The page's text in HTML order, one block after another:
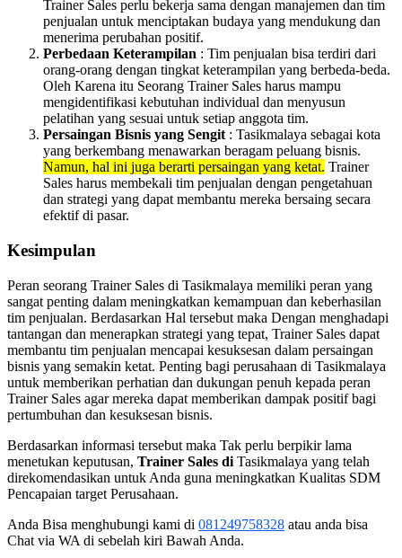
Trainer Sales perlu bekerja sama dengan manajemen dan tim
penjualan untuk menciptakan budaya yang mendukung dan
menerima perubahan positif.
Perbedaan Keterampilan : Tim penjualan bisa terdiri dari
orang-orang dengan tingkat keterampilan yang berbeda-beda.
Oleh Karena itu Seorang Trainer Sales harus mampu
mengidentifikasi kebutuhan individual dan menyusun
pelatihan yang sesuai untuk setiap anggota tim.
Persaingan Bisnis yang Sengit: Tasikmalaya sebagai kota
yang berkembang menawarkan beragam peluang bisnis.
Namun, hal ini juga berarti persaingan yang ketat. Trainer
Sales harus membekali tim penjualan dengan pengetahuan
dan strategi yang dapat membantu mereka bersaing secara
efektif di pasar.
Kesimpulan
Peran seorang Trainer Sales di Tasikmalaya memiliki peran yang
sangat penting dalam meningkatkan kemampuan dan keberhasilan
tim penjualan. Berdasarkan Hal tersebut maka Dengan menghadapi
tantangan dan menerapkan strategi yang tepat, Trainer Sales dapat
membantu tim penjualan mencapai kesuksesan dalam persaingan
bisnis yang semakin ketat. Penting bagi perusahaan di Tasikmalaya
untuk memberikan perhatian dan dukungan penuh kepada peran
Trainer Sales agar mereka dapat memberikan dampak positif bagi
pertumbuhan dan kesuksesan bisnis.
Berdasarkan informasi tersebut maka Tak perlu berpikir lama
menetukan keputusan, Trainer Sales di Tasikmalaya yang telah
direkomendasikan untuk Anda guna meningkatkan Kualitas SDM
Pencapaian target Perusahaan.
Anda Bisa menghubungi kami di 081249758328 atau anda bisa
Chat via WA di sebelah kiri Bawah Anda.